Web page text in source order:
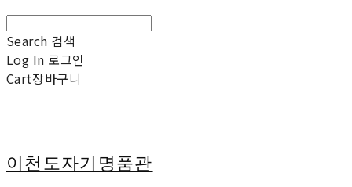
Search 검색
Log In 로그인
Cart장바구니
이천도자기명품관